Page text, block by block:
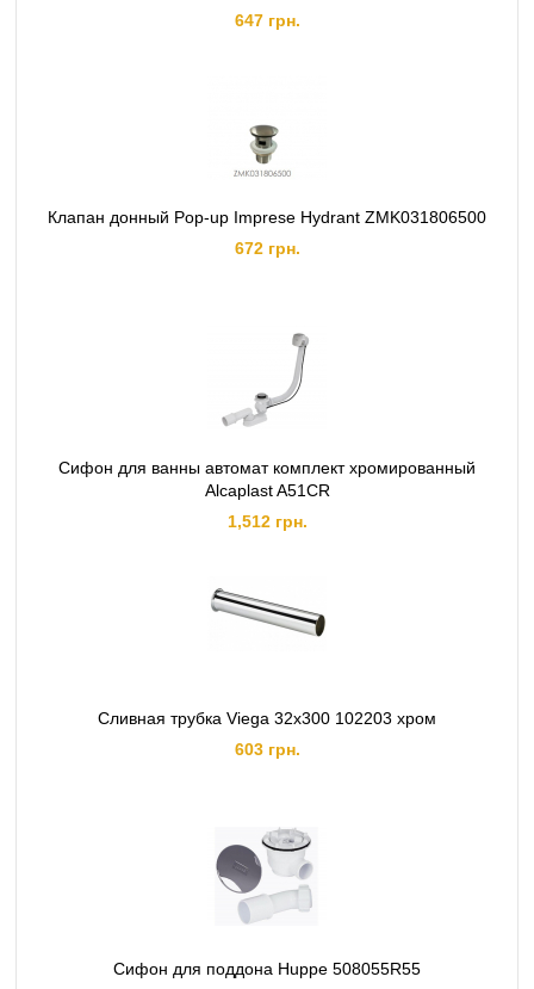
647 грн.
Клапан донный Pop-up Imprese Hydrant ZMK031806500
672 грн.
Сифон для ванны автомат комплект хромированный
Alcaplast A51CR
1,512 грн.
Сливная трубка Viega 32х300 102203 хром
603 грн.
Сифон для поддона Huppe 508055R55